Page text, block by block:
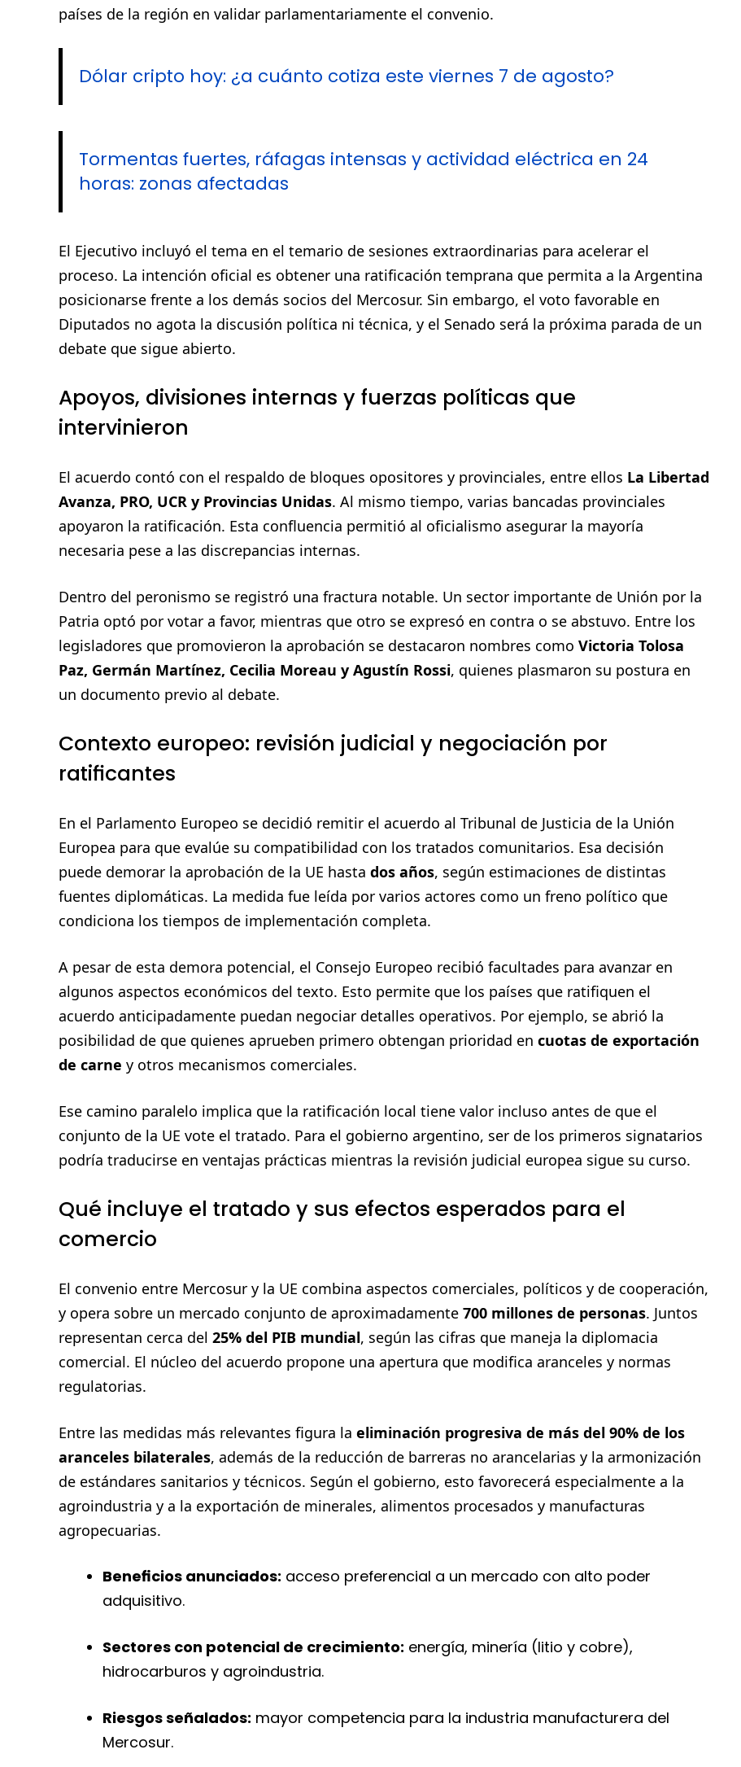
países de la región en validar parlamentariamente el convenio.
Dólar cripto hoy: ¿a cuánto cotiza este viernes 7 de agosto?
Tormentas fuertes, ráfagas intensas y actividad eléctrica en 24
horas: zonas afectadas
El Ejecutivo incluyó el tema en el temario de sesiones extraordinarias para acelerar el
proceso. La intención oficial es obtener una ratificación temprana que permita a la Argentina
posicionarse frente a los demás socios del Mercosur. Sin embargo, el voto favorable en
Diputados no agota la discusión política ni técnica, y el Senado será la próxima parada de un
debate que sigue abierto.
Apoyos, divisiones internas y fuerzas políticas que
intervinieron
El acuerdo contó con el respaldo de bloques opositores y provinciales, entre ellos La Libertad
Avanza, PRO, UCR y Provincias Unidas. Al mismo tiempo, varias bancadas provinciales
apoyaron la ratificación. Esta confluencia permitió al oficialismo asegurar la mayoría
necesaria pese a las discrepancias internas.
Dentro del peronismo se registró una fractura notable. Un sector importante de Unión por la
Patria optó por votar a favor, mientras que otro se expresó en contra o se abstuvo. Entre los
legisladores que promovieron la aprobación se destacaron nombres como Victoria Tolosa
Paz, Germán Martínez, Cecilia Moreau y Agustín Rossi, quienes plasmaron su postura en
un documento previo al debate.
Contexto europeo: revisión judicial y negociación por
ratificantes
En el Parlamento Europeo se decidió remitir el acuerdo al Tribunal de Justicia de la Unión
Europea para que evalúe su compatibilidad con los tratados comunitarios. Esa decisión
puede demorar la aprobación de la UE hasta dos años, según estimaciones de distintas
fuentes diplomáticas. La medida fue leída por varios actores como un freno político que
condiciona los tiempos de implementación completa.
A pesar de esta demora potencial, el Consejo Europeo recibió facultades para avanzar en
algunos aspectos económicos del texto. Esto permite que los países que ratifiquen el
acuerdo anticipadamente puedan negociar detalles operativos. Por ejemplo, se abrió la
posibilidad de que quienes aprueben primero obtengan prioridad en cuotas de exportación
de carne y otros mecanismos comerciales.
Ese camino paralelo implica que la ratificación local tiene valor incluso antes de que el
conjunto de la UE vote el tratado. Para el gobierno argentino, ser de los primeros signatarios
podría traducirse en ventajas prácticas mientras la revisión judicial europea sigue su curso.
Qué incluye el tratado y sus efectos esperados para el
comercio
El convenio entre Mercosur y la UE combina aspectos comerciales, políticos y de cooperación,
y opera sobre un mercado conjunto de aproximadamente 700 millones de personas. Juntos
representan cerca del 25% del PIB mundial, según las cifras que maneja la diplomacia
comercial. El núcleo del acuerdo propone una apertura que modifica aranceles y normas
regulatorias.
Entre las medidas más relevantes figura la eliminación progresiva de más del 90% de los
aranceles bilaterales, además de la reducción de barreras no arancelarias y la armonización
de estándares sanitarios y técnicos. Según el gobierno, esto favorecerá especialmente a la
agroindustria y a la exportación de minerales, alimentos procesados y manufacturas
agropecuarias.
Beneficios anunciados: acceso preferencial a un mercado con alto poder
adquisitivo.
Sectores con potencial de crecimiento: energía, minería (litio y cobre),
hidrocarburos y agroindustria.
Riesgos señalados: mayor competencia para la industria manufacturera del
Mercosur.